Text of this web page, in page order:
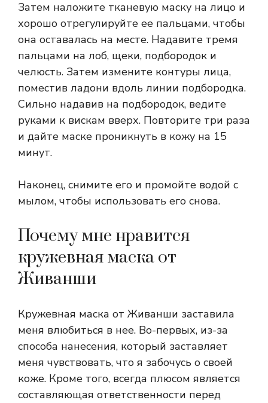
Затем наложите тканевую маску на лицо и
хорошо отрегулируйте ее пальцами, чтобы
она оставалась на месте. Надавите тремя
пальцами на лоб, щеки, подбородок и
челюсть. Затем измените контуры лица,
поместив ладони вдоль линии подбородка.
Сильно надавив на подбородок, ведите
руками к вискам вверх. Повторите три раза
и дайте маске проникнуть в кожу на 15
минут.
Наконец, снимите его и промойте водой с
мылом, чтобы использовать его снова.
Почему мне нравится
кружевная маска от
Живанши
Кружевная маска от Живанши заставила
меня влюбиться в нее. Во-первых, из-за
способа нанесения, который заставляет
меня чувствовать, что я забочусь о своей
коже. Кроме того, всегда плюсом является
составляющая ответственности перед